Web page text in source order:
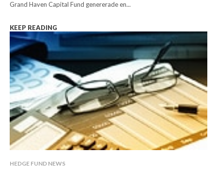
Grand Haven Capital Fund genererade en...
KEEP READING
HEDGE FUND NEWS